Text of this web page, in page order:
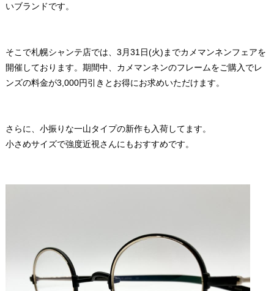
いブランドです。
そこで札幌シャンテ店では、3月31日(火)までカメマンネンフェアを
開催しております。期間中、カメマンネンのフレームをご購入でレ
ンズの料金が3,000円引きとお得にお求めいただけます。
さらに、小振りな一山タイプの新作も入荷してます。
小さめサイズで強度近視さんにもおすすめです。